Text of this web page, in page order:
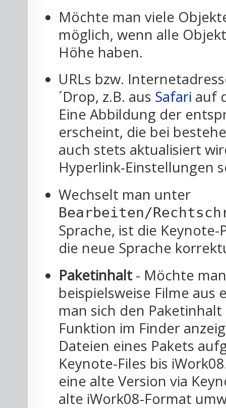
Möchte man viele
möglich, wenn alle
Höhe haben.
URLs bzw.
´Drop, z.B. aus Safari auf
Eine Abbildung der
erscheint, die bei
auch stets aktualisiert
Hyperlink-Einstellungen
Wechselt man unter
Bearbeiten/
Sprache, ist die
die neue Sprache
Paketinhalt- Möchte
beispielsweise Filme
man sich den
Funktion im Finder
Dateien eines Pakets
Keynote-Files bis
eine alte Version via
alte iWork08-Format